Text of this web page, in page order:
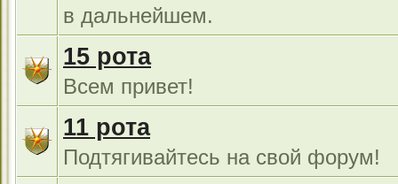
в дальнейшем.
15 рота
Всем привет!
11 рота
Подтягивайтесь на свой форум!